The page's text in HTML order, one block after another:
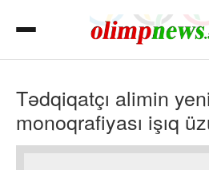
Tədqiqatçı alimin yeni
monoqrafiyası işıq